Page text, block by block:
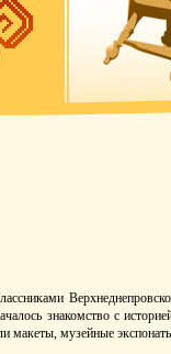
знакомство с
макеты, музейные